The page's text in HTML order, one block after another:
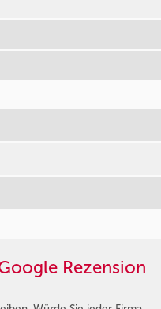
Rezension